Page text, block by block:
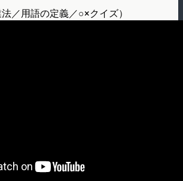
／用語の定義／○×クイズ）